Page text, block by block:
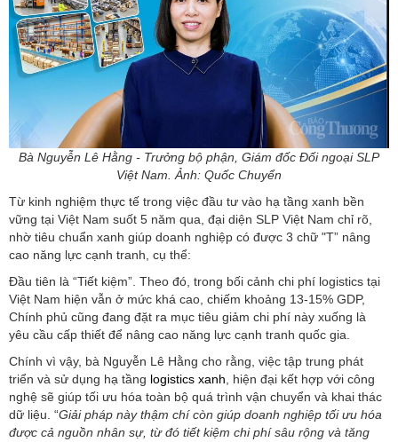
Bà Nguyễn Lê Hằng - Trưởng bộ phận, Giám đốc Đối ngoại SLP
Việt Nam. Ảnh: Quốc Chuyển
Từ kinh nghiệm thực tế trong việc đầu tư vào hạ tầng xanh bền
vững tại Việt Nam suốt 5 năm qua, đại diện SLP Việt Nam chỉ rõ,
nhờ tiêu chuẩn xanh giúp doanh nghiệp có được 3 chữ "T” nâng
cao năng lực cạnh tranh, cụ thể:
Đầu tiên là “Tiết kiệm”. Theo đó, trong bối cảnh chi phí logistics tại
Việt Nam hiện vẫn ở mức khá cao, chiếm khoảng 13-15% GDP,
Chính phủ cũng đang đặt ra mục tiêu giảm chi phí này xuống là
yêu cầu cấp thiết để nâng cao năng lực cạnh tranh quốc gia.
Chính vì vậy, bà Nguyễn Lê Hằng cho rằng, việc tập trung phát
triển và sử dụng hạ tầng logistics xanh, hiện đại kết hợp với công
nghệ sẽ giúp tối ưu hóa toàn bộ quá trình vận chuyển và khai thác
dữ liệu. “Giải pháp này thậm chí còn giúp doanh nghiệp tối ưu hóa
được cả nguồn nhân sự, từ đó tiết kiệm chi phí sâu rộng và tăng